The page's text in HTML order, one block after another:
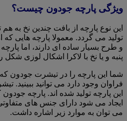
ویژگی پارچه جودون چیست؟
این نوع پارچه از بافت چندین نخ به
تولید می گردد. معمولا پارچه هایی
و طرح بسیار ساده ای دارند، اما
پنبه و یا نخ با لاکرا اشکال لوزی
شما این پارچه را در تیشرت جودون
فراوان وجود دارد می توانید ببینید.
این پارچه تولید شده اند. پارچه
ایجاد می شود دارای جنس های
می توان به موارد زیر اشاره داشت.